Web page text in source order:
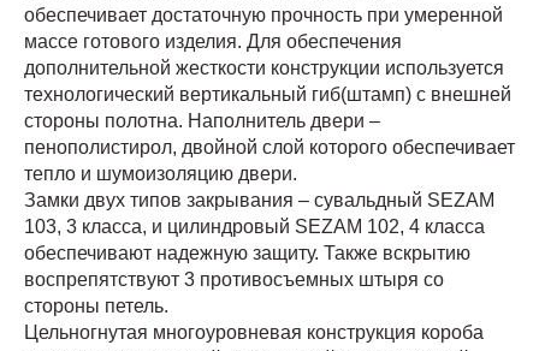
обеспечивает достаточную прочность при умеренной
массе готового изделия. Для обеспечения
дополнительной жесткости конструкции используется
технологический вертикальный гиб(штамп) с внешней
стороны полотна. Наполнитель двери –
пенополистирол, двойной слой которого обеспечивает
тепло и шумоизоляцию двери.
Замки двух типов закрывания – сувальдный SEZAM
103, 3 класса, и цилиндровый SEZAM 102, 4 класса
обеспечивают надежную защиту. Также вскрытию
воспрепятствуют 3 противосъемных штыря со
стороны петель.
Цельногнутая многоуровневая конструкция короба